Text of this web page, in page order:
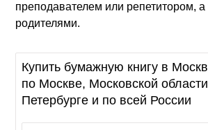
преподавателем или репетитором,
родителями.
Купить бумажную книгу в
по Москве, Московской
Петербурге и по всей России